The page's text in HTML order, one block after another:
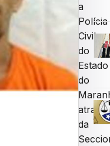
a
Polícia
Civil
do
Estado
do
da